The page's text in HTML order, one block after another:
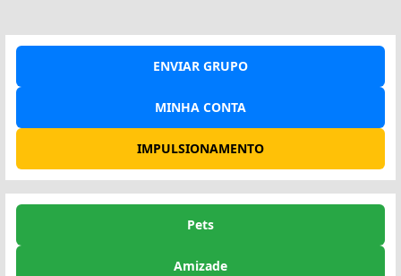
ENVIAR GRUPO
MINHA CONTA
IMPULSIONAMENTO
Pets
Amizade